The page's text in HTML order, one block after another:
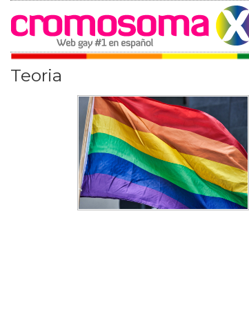
Teoria